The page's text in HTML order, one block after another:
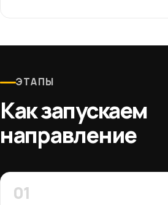
ЭТАПЫ
Как запускаем
направление
01